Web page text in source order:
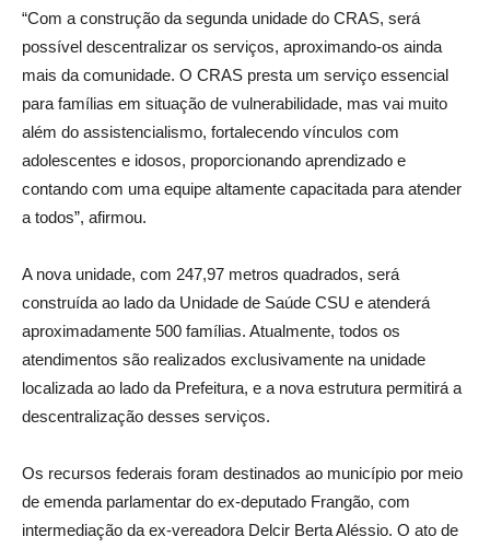
“Com a construção da segunda unidade do CRAS, será
possível descentralizar os serviços, aproximando-os ainda
mais da comunidade. O CRAS presta um serviço essencial
para famílias em situação de vulnerabilidade, mas vai muito
além do assistencialismo, fortalecendo vínculos com
adolescentes e idosos, proporcionando aprendizado e
contando com uma equipe altamente capacitada para atender
a todos”, afirmou.
A nova unidade, com 247,97 metros quadrados, será
construída ao lado da Unidade de Saúde CSU e atenderá
aproximadamente 500 famílias. Atualmente, todos os
atendimentos são realizados exclusivamente na unidade
localizada ao lado da Prefeitura, e a nova estrutura permitirá a
descentralização desses serviços.
Os recursos federais foram destinados ao município por meio
de emenda parlamentar do ex-deputado Frangão, com
intermediação da ex-vereadora Delcir Berta Aléssio. O ato de